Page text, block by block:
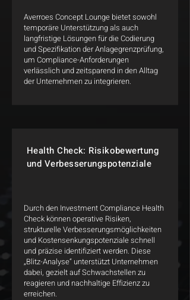
Averroes Concept Lounge bietet sowohl
temporäre Unterstützung als auch
langfristige Lösungen für die Codierung
und Spezifikation der Anlagegrenzprüfung,
um Compliance-Anforderungen
verlässlich und zeitsparend in den Alltag
der Unternehmen zu integrieren.
Health Check: Risikobewertung
und Verbesserungspotenziale
Durch den Investment Compliance Health
Check können operative Risiken,
strukturelle Verbesserungsmöglichkeiten
und Kostensenkungspotenziale schnell
und präzise identifiziert werden. Diese
„Blitz-Analyse“ unterstützt Unternehmen
dabei, gezielt auf Schwachstellen zu
reagieren und nachhaltige Effizienz zu
erreichen.